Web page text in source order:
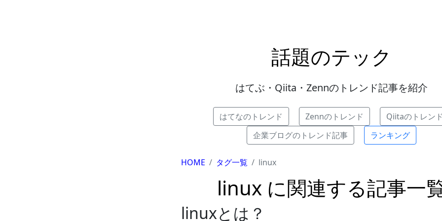
話題のテック
はてぶ・Qiita・Zennのトレンド記事を紹介
はてなのトレンド Zennのトレンド
Qiitaのトレン
企業ブログのトレンド記事
ランキング
HOME タグ一覧 linux
linux に関連する記事一
linuxとは？